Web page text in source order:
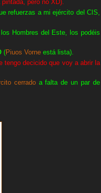
pero no XD).
refuerzas a mi ejército del CIS,
Hombres del Este, los podéis
(Piuos Vorne está lista).
tengo decicido que voy a abrir la
cerradoa falta de un par de